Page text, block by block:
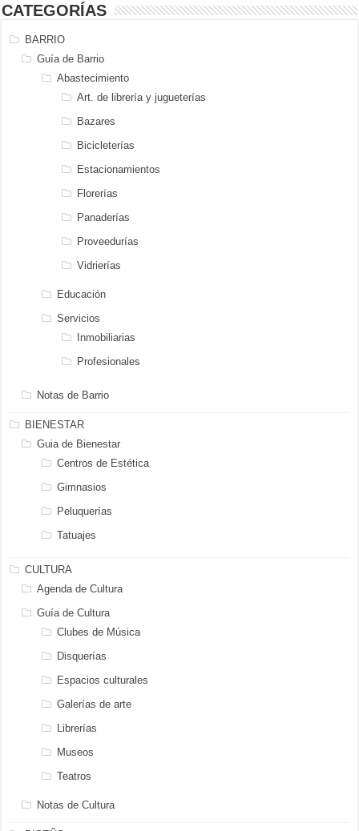
CATEGORÍAS
BARRIO
Guía de Barrio
Abastecimiento
Art. de librería y jugueterías
Bazares
Bicicleterías
Estacionamientos
Florerías
Panaderías
Proveedurías
Vidrierías
Educación
Servicios
Inmobiliarias
Profesionales
Notas de Barrio
BIENESTAR
Guia de Bienestar
Centros de Estética
Gimnasios
Peluquerías
Tatuajes
CULTURA
Agenda de Cultura
Guía de Cultura
Clubes de Música
Disquerías
Espacios culturales
Galerías de arte
Librerías
Museos
Teatros
Notas de Cultura